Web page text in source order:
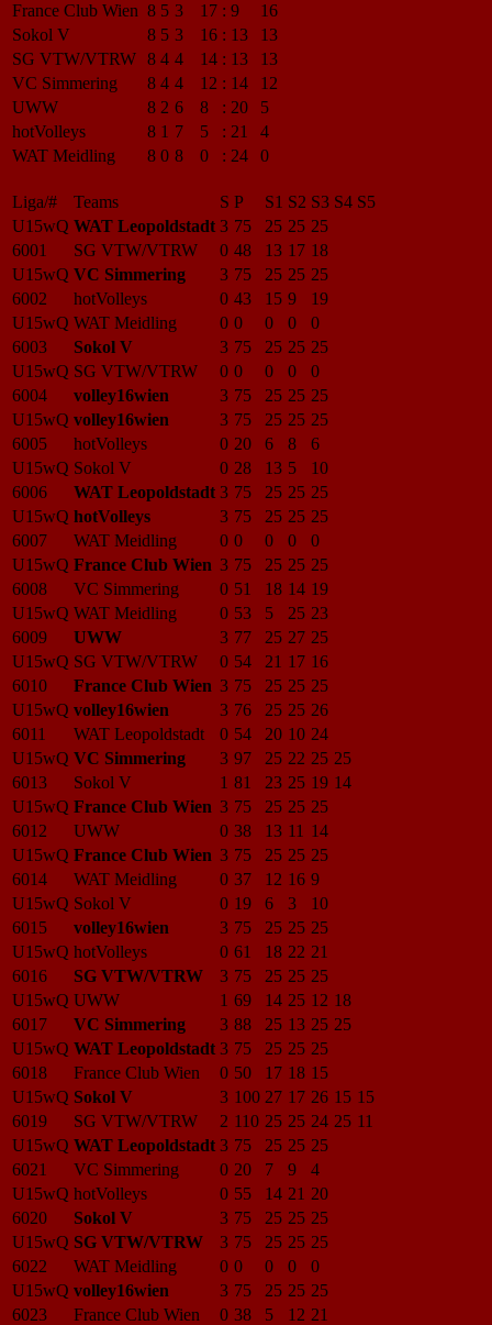
France Club Wien 8 5 3 17 : 9
16
Sokol V
8 5 3 16 : 13
13
SG VTW/VTRW 8 4 4 14 : 13
13
VC Simmering
8 4 4 12 : 14
12
UWW
8 2 6 8 : 20
5
hotVolleys
8 1 7 5 : 21
4
WAT Meidling
8 0 8 0 : 24 0
Liga/# Teams S P S1 S2 S3 S4 S5
U15wQ WAT Leopoldstadt 3 75 25 25 25
6001
SG VTW/VTRW 0 48 13 17 18
U15wQ VC Simmering 3 75 25 25 25
6002
hotVolleys 0 43 15 9
19
U15wQ WAT Meidling 0 0 0 0
0
6003
Sokol V 3 75 25 25 25
U15wQ SG VTW/VTRW 0 0 0 0
0
6004
volley16wien 3 75 25 25 25
U15wQ volley16wien 3 75 25 25 25
6005
hotVolleys 0 20 6 8
6
U15wQ Sokol V 0 28 13 5
10
6006
WAT Leopoldstadt 3 75 25 25 25
U15wQ hotVolleys 3 75 25 25 25
6007
WAT Meidling 0 0 0 0
0
U15wQ France Club Wien 3 75 25 25 25
6008
VC Simmering 0 51 18 14 19
U15wQ WAT Meidling 0 53 5 25 23
6009
UWW 3 77 25 27 25
U15wQ SG VTW/VTRW 0 54 21 17 16
6010
France Club Wien 3 75 25 25 25
U15wQ volley16wien 3 76 25 25 26
6011
WAT Leopoldstadt 0 54 20 10 24
U15wQ VC Simmering 3 97 25 22 25 25
6013
Sokol V 1 81 23 25 19 14
U15wQ France Club Wien 3 75 25 25 25
6012
UWW 0 38 13 11 14
U15wQ France Club Wien 3 75 25 25 25
6014
WAT Meidling 0 37 12 16 9
U15wQ Sokol V 0 19 6 3
10
6015
volley16wien 3 75 25 25 25
U15wQ hotVolleys 0 61 18 22 21
6016
SG VTW/VTRW 3 75 25 25 25
U15wQ UWW 1 69 14 25 12 18
6017
VC Simmering 3 88 25 13 25 25
U15wQ WAT Leopoldstadt 3 75 25 25 25
6018
France Club Wien 0 50 17 18 15
U15wQ Sokol V 3 100 27 17 26 15 15
6019
SG VTW/VTRW 2 110 25 25 24 25 11
U15wQ WAT Leopoldstadt 3 75 25 25 25
6021
VC Simmering 0 20 7 9
4
U15wQ hotVolleys 0 55 14 21 20
6020
Sokol V 3 75 25 25 25
U15wQ SG VTW/VTRW 3 75 25 25 25
6022
WAT Meidling 0 0 0 0
0
U15wQ volley16wien 3 75 25 25 25
6023
France Club Wien 0 38 5 12 21